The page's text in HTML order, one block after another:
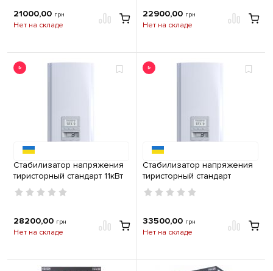
21000,00 грн
Нет на складе
22900,00 грн
Нет на складе
Стабилизатор напряжения
тиристорный стандарт 11кВт
Элекс Герц У 16-1-50А v3.0
28200,00 грн
Нет на складе
Стабилизатор напряжения
тиристорный стандарт
13,8кВт Элекс Герц У 16-1-
63А v3.0
33500,00 грн
Нет на складе